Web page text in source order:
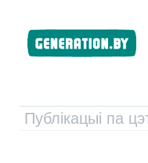
Публікацыі па